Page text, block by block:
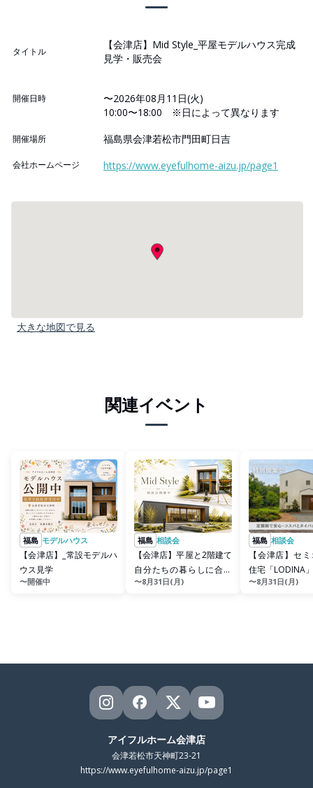
タイトル
【会津店】Mid Style_平屋モデルハウス完成
見学・販売会
開催日時
〜2026年08月11日(火)
10:00〜18:00 ※日によって異なります
開催場所 福島県会津若松市門田町日吉
会社ホームページ https://www.eyefulhome-aizu.jp/page1
大きな地図で見る
関連イベント
福島 モデルハウス
【会津店】_常設モデルハ
ウス見学
〜開催中
福島 相談会
【会津店】平屋と2階建て
自分たちの暮らしに合う
のは？Mid Style相談会
〜8月31日(月)
福島 相談会
【会津店】セ
住宅「LODINA
〜8月31日(月)
アイフルホーム会津店
会津若松市天神町23-21
https://www.eyefulhome-aizu.jp/page1